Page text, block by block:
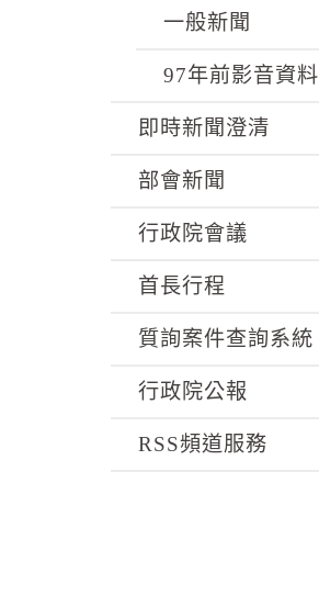
一般新聞
97年前影音資料
即時新聞澄清
部會新聞
行政院會議
首長行程
質詢案件查詢系統
行政院公報
RSS頻道服務